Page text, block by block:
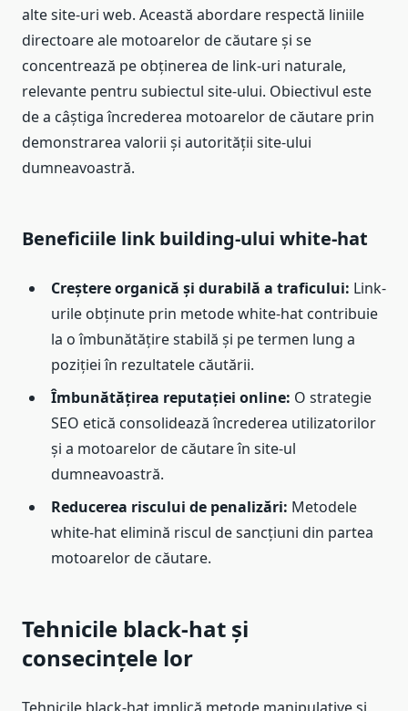
alte site-uri web. Această abordare respectă liniile
directoare ale motoarelor de căutare și se
concentrează pe obținerea de link-uri naturale,
relevante pentru subiectul site-ului. Obiectivul este
de a câștiga încrederea motoarelor de căutare prin
demonstrarea valorii și autorității site-ului
dumneavoastră.
Beneficiile link building-ului white-hat
Creștere organică și durabilă a traficului: Link-
urile obținute prin metode white-hat contribuie
la o îmbunătățire stabilă și pe termen lung a
poziției în rezultatele căutării.
Îmbunătățirea reputației online: O strategie
SEO etică consolidează încrederea utilizatorilor
și a motoarelor de căutare în site-ul
dumneavoastră.
Reducerea riscului de penalizări: Metodele
white-hat elimină riscul de sancțiuni din partea
motoarelor de căutare.
Tehnicile black-hat și
consecințele lor